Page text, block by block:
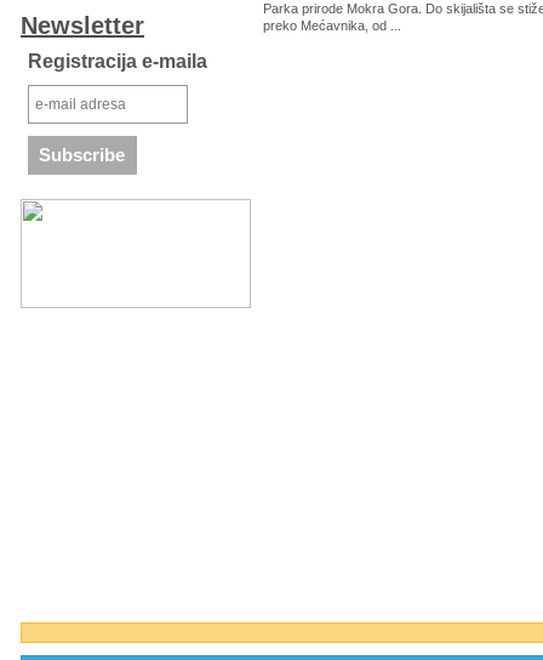
Newsletter
Registracija e-maila
Parka prirode Mokra Gora. Do skijališta se
preko Mećavnika, od ...